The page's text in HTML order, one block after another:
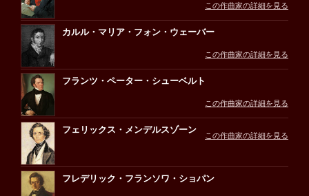
この作曲家の詳細を見る
カルル・マリア・フォン・ウェーバー
この作曲家の詳細を見る
フランツ・ペーター・シューベルト
この作曲家の詳細を見る
フェリックス・メンデルスゾーン
この作曲家の詳細を見る
フレデリック・フランソワ・ショパン